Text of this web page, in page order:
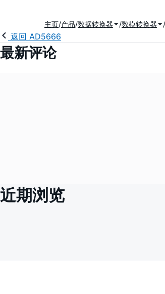
主页 产品 数据转换器 数模转换器
返回 AD5666
最新评论
近期浏览